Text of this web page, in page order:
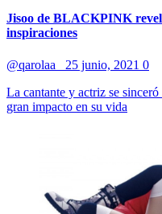
Jisoo de BLACKPINK
inspiraciones
@qarolaa_ 25 junio, 2021 0
La cantante y actriz se
gran impacto en su vida